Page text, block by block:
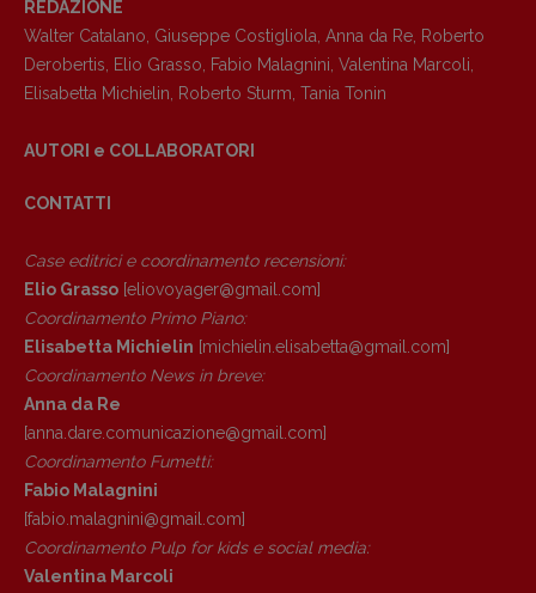
Copyright © 2018 – 2023 Pulp Magazine –
Tribunale Milano n° 5864/2023 – cod. fis.
97943720157 –
REDAZIONE
Walter Catalano Giuseppe Costigliola Anna da Re Roberto
Derobertis
Elio Grasso Fabio Malagnini Valentina Marcoli
Elisabetta Michielin
Roberto Sturm Tania Tonin
AUTORI e COLLABORATORI
CONTATTI
Case editrici e coordinamento recensioni:
Elio Grasso [eliovoyager@gmail.com]
Coordinamento Primo Piano:
Elisabetta Michielin [michielin.elisabetta@gmail.com]
Coordinamento News in breve:
Anna da Re
[anna.dare.comunicazione@gmail. com]
Coordinamento Fumetti:
Fabio Malagnini
[fabio.malagnini@gmail. com]
Coordinamento Pulp for kids e social media:
Valentina Marcoli